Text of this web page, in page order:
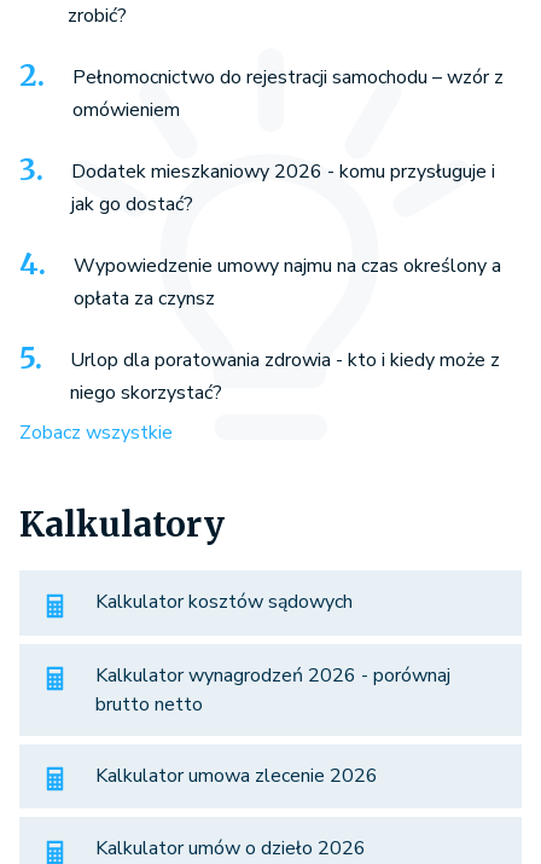
zrobić?
Pełnomocnictwo do rejestracji samochodu – wzór z
omówieniem
Dodatek mieszkaniowy 2026 - komu przysługuje i
jak go dostać?
Wypowiedzenie umowy najmu na czas określony a
opłata za czynsz
Urlop dla poratowania zdrowia - kto i kiedy może z
niego skorzystać?
Zobacz wszystkie
Kalkulatory
Kalkulator kosztów sądowych
Kalkulator wynagrodzeń 2026 - porównaj
brutto netto
Kalkulator umowa zlecenie 2026
Kalkulator umów o dzieło 2026